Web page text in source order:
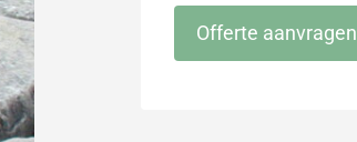
Offerte aanvragen